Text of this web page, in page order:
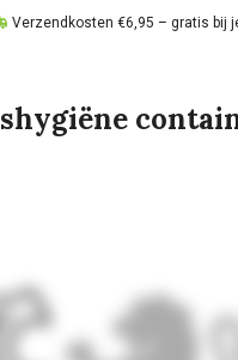
Verzendkosten €6,95 – gratis bij